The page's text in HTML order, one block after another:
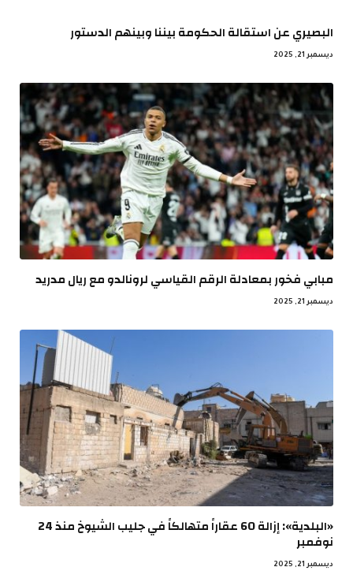
البصيري عن استقالة الحكومة بيننا وبينهم الدستور
ديسمبر 21, 2025
مبابي فخور بمعادلة الرقم القياسي لرونالدو مع ريال مدريد
ديسمبر 21, 2025
«البلدية»: إزالة 60 عقاراً متهالكاً في جليب الشيوخ منذ 24
نوفمبر
ديسمبر 21, 2025